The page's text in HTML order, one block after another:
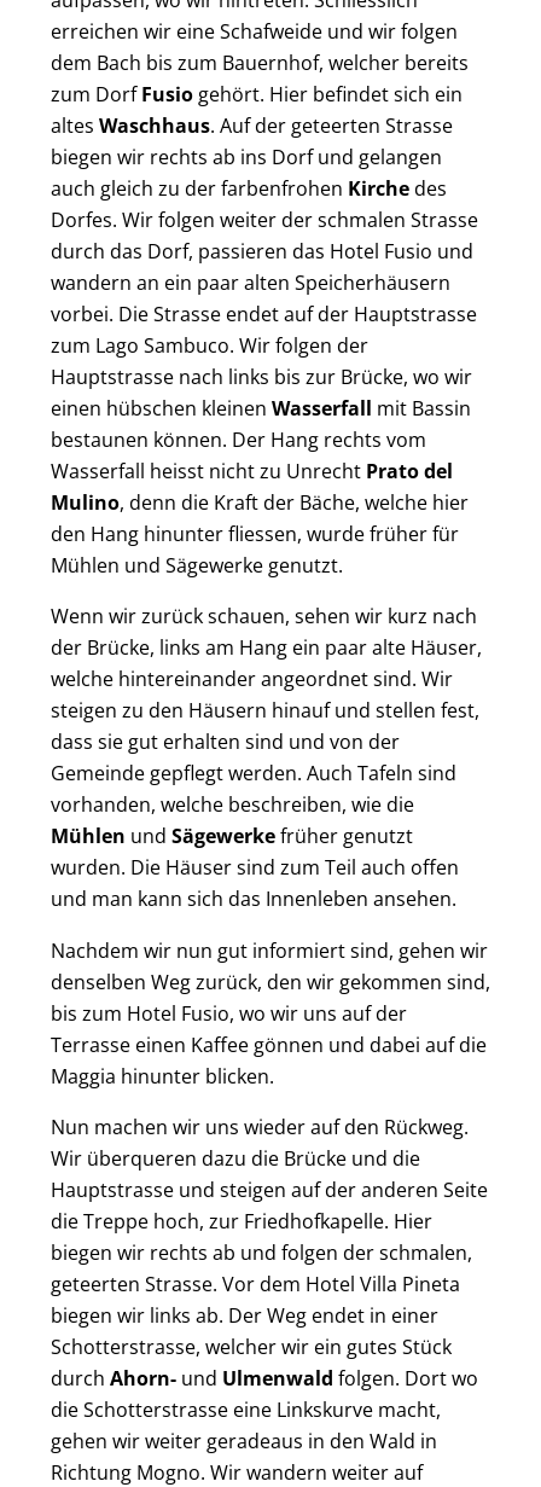
erreichen wir eine Schafweide und wir folgen
dem Bach bis zum Bauernhof, welcher bereits
zum DorfFusio gehört. Hier befindet sich ein
altes Waschhaus. Auf der geteerten Strasse
biegen wir rechts ab ins Dorf und gelangen
auch gleich zu der farbenfrohen Kirchedes
Dorfes. Wir folgen weiter der schmalen Strasse
durch das Dorf, passieren das Hotel Fusio und
wandern an ein paar alten Speicherhäusern
vorbei. Die Strasse endet auf der Hauptstrasse
zum Lago Sambuco. Wir folgen der
Hauptstrasse nach links bis zur Brücke, wo wir
einen hübschen kleinen Wasserfall mit Bassin
bestaunen können. Der Hang rechts vom
Wasserfall heisst nicht zu Unrecht Prato del
Mulino, denn die Kraft der Bäche, welche hier
den Hang hinunter fliessen, wurde früher für
Mühlen und Sägewerke genutzt.
Wenn wir zurück schauen, sehen wir kurz nach
der Brücke, links am Hang ein paar alte Häuser,
welche hintereinander angeordnet sind. Wir
steigen zu den Häusern hinauf und stellen fest,
dass sie gut erhalten sind und von der
Gemeinde gepflegt werden. Auch Tafeln sind
vorhanden, welche beschreiben, wie die
Mühlen und Sägewerkefrüher genutzt
wurden. Die Häuser sind zum Teil auch offen
und man kann sich das Innenleben ansehen.
Nachdem wir nun gut informiert sind, gehen wir
denselben Weg zurück, den wir gekommen sind,
bis zum Hotel Fusio, wo wir uns auf der
Terrasse einen Kaffee gönnen und dabei auf die
Maggia hinunter blicken.
Nun machen wir uns wieder auf den Rückweg.
Wir überqueren dazu die Brücke und die
Hauptstrasse und steigen auf der anderen Seite
die Treppe hoch, zur Friedhofkapelle. Hier
biegen wir rechts ab und folgen der schmalen,
geteerten Strasse. Vor dem Hotel Villa Pineta
biegen wir links ab. Der Weg endet in einer
Schotterstrasse, welcher wir ein gutes Stück
durch Ahorn- und Ulmenwald folgen. Dort wo
die Schotterstrasse eine Linkskurve macht,
gehen wir weiter geradeaus in den Wald in
Richtung Mogno. Wir wandern weiter auf